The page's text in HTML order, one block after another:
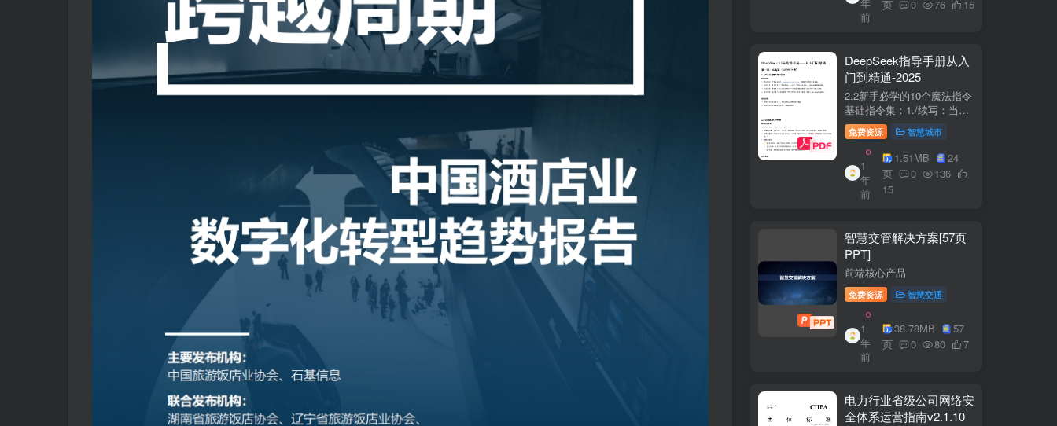
+医疗企业案例分析5中国互
联网+医疗...
年
前
页 0 76 15
DeepSeek指导手册从入
门到精通-2025
2.2新手必学的10个魔法指令
基础指令集：1./续写：当回
答中断时自动继续生成2./简
化：将复杂内容转换成大白
话3./示例：要求展示实际案
例（特别是写代码时）4./步
骤：让AI分步骤指导操作流
程5./检...
免费资源 智慧城市
1
年
前
1.51MB
24
页
0
136
15
智慧交管解决方案[57页
PPT]
前端核心产品
免费资源 智慧交通
1
年
前
38.78MB
57
页
0 80 7
电力行业省级公司网络安
全体系运营指南v2.1.10